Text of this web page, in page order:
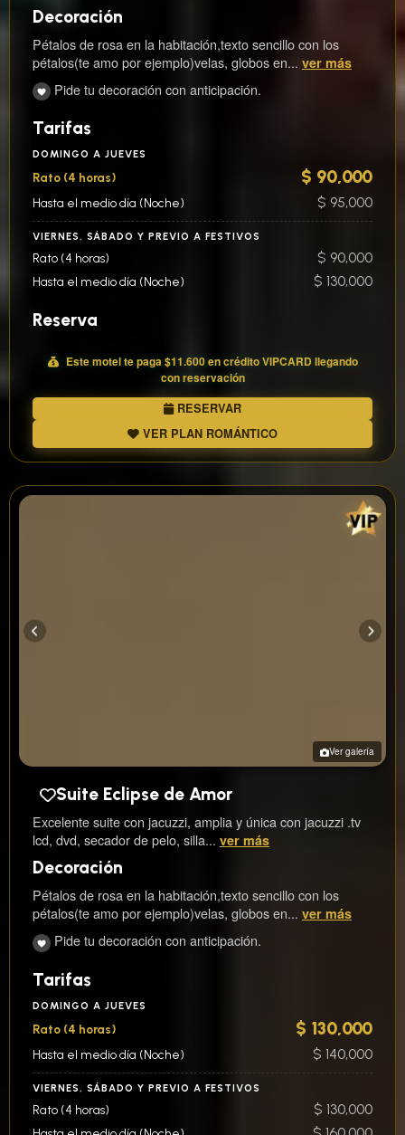
Decoración
Pétalos de rosa en la habitación,texto sencillo con los
pétalos(te amo por ejemplo)velas, globos en... ver más
Pide tu decoración con anticipación.
Tarifas
DOMINGO A JUEVES
Rato (4 horas) $ 90,000
Hasta el medio día (Noche) $ 95,000
VIERNES, SÁBADO Y PREVIO A FESTIVOS
Rato (4 horas) $ 90,000
Hasta el medio día (Noche) $ 130,000
Reserva
Este motel te paga$11.600en créditoVIPCARD llegando
con reservación
RESERVAR
VER PLAN ROMÁNTICO
Ver galería
Suite Eclipse de Amor
Excelente suite con jacuzzi, amplia y única con jacuzzi .tv
lcd, dvd, secador de pelo, silla... ver más
Decoración
Pétalos de rosa en la habitación,texto sencillo con los
pétalos(te amo por ejemplo)velas, globos en... ver más
Pide tu decoración con anticipación.
Tarifas
DOMINGO A JUEVES
Rato (4 horas) $ 130,000
Hasta el medio día (Noche) $ 140,000
VIERNES, SÁBADO Y PREVIO A FESTIVOS
Rato (4 horas) $ 130,000